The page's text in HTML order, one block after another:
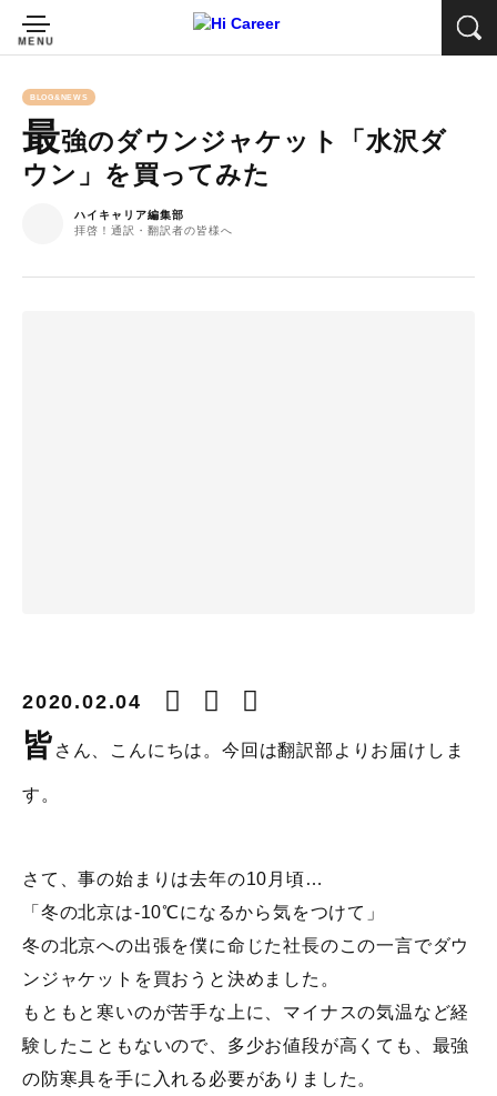
BLOG&NEWS
最強のダウンジャケット「水沢ダ
ウン」を買ってみた
ハイキャリア編集部
拝啓！通訳・翻訳者の皆様へ
2020.02.04
皆 さん、こんにちは。今回は翻訳部よりお届けしま
す。
さて、事の始まりは去年の10月頃…
「冬の北京は-10℃になるから気をつけて」
冬の北京への出張を僕に命じた社長のこの一言でダウ
ンジャケットを買おうと決めました。
もともと寒いのが苦手な上に、マイナスの気温など経
験したこともないので、多少お値段が高くても、最強
の防寒具を手に入れる必要がありました。